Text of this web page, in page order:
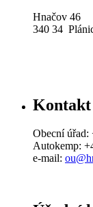
Hnačov 46
340 34
Kontakt
Obecní úřad:
Autokemp:
e-mail: